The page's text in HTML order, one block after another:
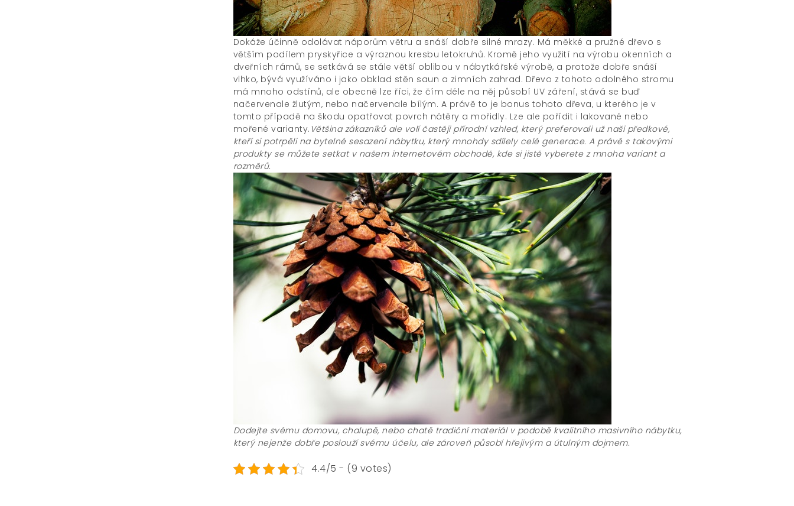
Dokáže účinně odolávat náporům větru a snáší dobře silné mrazy. Má měkké a pružné dřevo s
větším podílem pryskyřice a výraznou kresbu letokruhů. Kromě jeho využití na výrobu okenních a
dveřních rámů, se setkává se stále větší oblibou v nábytkářské výrobě, a protože dobře snáší
vlhko, bývá využíváno i jako obklad stěn saun a zimních zahrad. Dřevo z tohoto odolného stromu
má mnoho odstínů, ale obecně lze říci, že čím déle na něj působí UV záření, stává se buď
načervenale žlutým, nebo načervenale bílým. A právě to je bonus tohoto dřeva, u kterého je v
tomto případě na škodu opatřovat povrch nátěry a mořidly. Lze ale pořídit i lakované nebo
mořené varianty. Většina zákazníků ale volí častěji přírodní vzhled, který preferovali už naši předkové,
kteří si potrpěli na bytelné sesazení nábytku, který mnohdy sdílely celé generace. A právě s takovými
produkty se můžete setkat v našem internetovém obchodě, kde si jistě vyberete z mnoha variant a
rozměrů.
Dodejte svému domovu, chalupě, nebo chatě tradiční materiál v podobě kvalitního masivního nábytku,
který nejenže dobře poslouží svému účelu, ale zároveň působí hřejivým a útulným dojmem.
4.4/5 - (9 votes)